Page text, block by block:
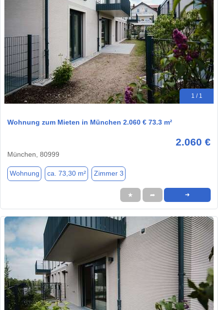
1 / 1
Wohnung zum Mieten in München 2.060 € 73.3 m²
2.060 €
München, 80999
Wohnung ca. 73,30 m² Zimmer 3
★ ➦ ➜